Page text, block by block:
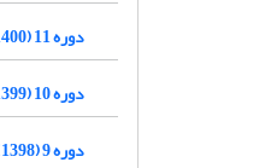
دوره 11 (1400)
دوره 10 (1399)
دوره 9 (1398)